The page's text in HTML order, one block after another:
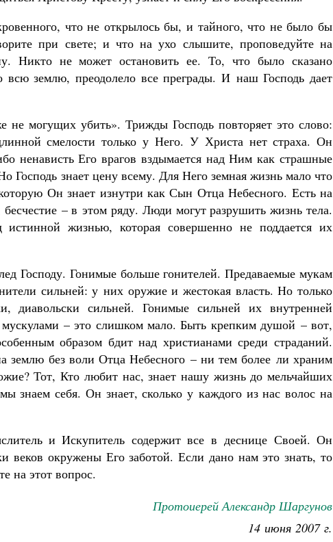
что не открылось бы, и тайного, что не было бы
при свете; и что на ухо слышите, проповедуйте на
Никто не может остановить ее. То, что было сказано
всю землю, преодолело все преграды. И наш Господь дает
могущих убить». Трижды Господь повторяет это слово:
смелости только у Него. У Христа нет страха. Он
ненависть Его врагов вздымается над Ним как страшные
Господь знает цену всему. Для Него земная жизнь мало что
Он знает изнутри как Сын Отца Небесного. Есть на
– в этом ряду. Люди могут разрушить жизнь тела.
жизнью, которая совершенно не поддается их
Господу. Гонимые больше гонителей. Предаваемые мукам
сильней: у них оружие и жестокая власть. Но только
диавольски сильней. Гонимые сильней их внутренней
– это слишком мало. Быть крепким душой – вот,
образом бдит над христианами среди страданий.
землю без воли Отца Небесного – ни тем более ли храним
Тот, Кто любит нас, знает нашу жизнь до мельчайших
знаем себя. Он знает, сколько у каждого из нас волос на
и Искупитель содержит все в деснице Своей. Он
веков окружены Его заботой. Если дано нам это знать, то
на этот вопрос.
Протоиерей Александр Шаргунов
14 июня 2007 г.